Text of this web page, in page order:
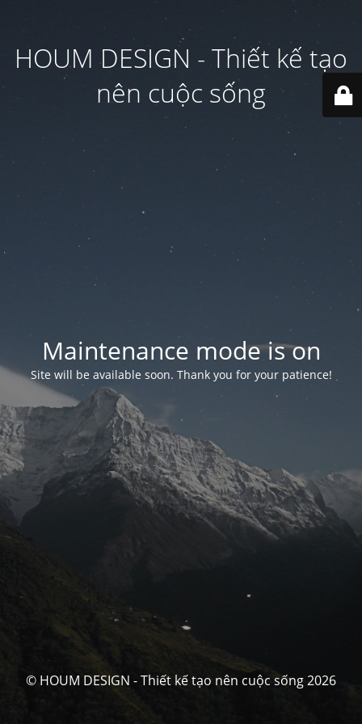
HOUM DESIGN - Thiết kế tạo
nên cuộc sống
Maintenance mode is on
Site will be available soon. Thank you for your patience!
© HOUM DESIGN - Thiết kế tạo nên cuộc sống 2026